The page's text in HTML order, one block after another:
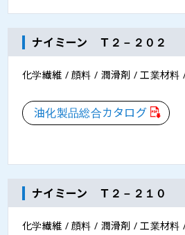
ナイミーン Ｔ２－２０２
化学繊維 / 顔料 / 潤滑剤 / 工業材料
油化製品総合カタログ
ナイミーン Ｔ２－２１０
化学繊維 / 顔料 / 潤滑剤 / 工業材料